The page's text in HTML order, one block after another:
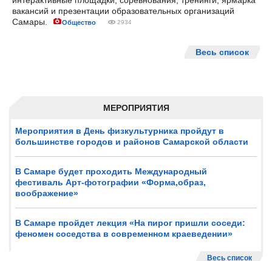
МЕРОПРИЯТИЯ
Мероприятия в День физкультурника пройдут в
большинстве городов и районов Самарской области
В Самаре будет проходить Международный
фестиваль Арт-фотографии «Форма,образ,
воображение»
В Самаре пройдет лекция «На пирог пришли соседи:
феномен соседства в современном краеведении»
Весь список
вакансий и презентации образовательных организаций
Самары.
Общество 2934
Весь список